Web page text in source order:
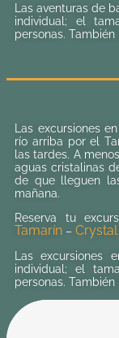
Las aventuras de
individual; el
personas.
Las excursiones
río arriba por el
las tardes. A
aguas cristalinas
de que lleguen
mañana.
Reserva tu
Tamarín –
Las excursiones
individual; el
personas.